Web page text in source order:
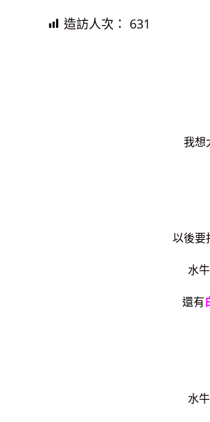
造訪人次： 631
我想
以後要
水
還有
水